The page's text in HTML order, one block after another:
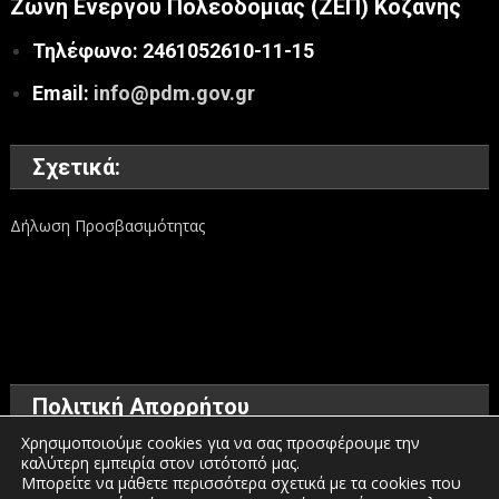
Ζώνη Ενεργού Πολεοδομίας (ΖΕΠ) Κοζάνης
Τηλέφωνο: 2461052610-11-15
Email: info@pdm.gov.gr
Σχετικά:
Δήλωση Προσβασιμότητας
Πολιτική Απορρήτου
Όροι χρήσης
Χρησιμοποιούμε cookies για να σας προσφέρουμε την
καλύτερη εμπειρία στον ιστότοπό μας.
Μπορείτε να μάθετε περισσότερα σχετικά με τα cookies που